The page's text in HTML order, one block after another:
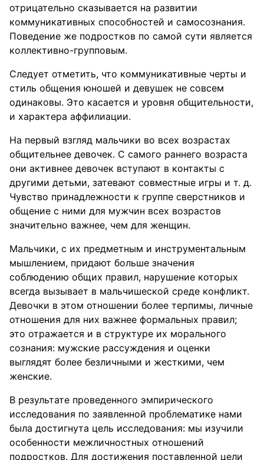
отрицательно сказывается на развитии
коммуникативных способностей и самосознания.
Поведение же подростков по самой сути является
коллективно-групповым.
Следует отметить, что коммуникативные черты и
стиль общения юношей и девушек не совсем
одинаковы. Это касается и уровня общительности,
и характера аффилиации.
На первый взгляд мальчики во всех возрастах
общительнее девочек. С самого раннего возраста
они активнее девочек вступают в контакты с
другими детьми, затевают совместные игры и т. д.
Чувство принадлежности к группе сверстников и
общение с ними для мужчин всех возрастов
значительно важнее, чем для женщин.
Мальчики, с их предметным и инструментальным
мышлением, придают больше значения
соблюдению общих правил, нарушение которых
всегда вызывает в мальчишеской среде конфликт.
Девочки в этом отношении более терпимы, личные
отношения для них важнее формальных правил;
это отражается и в структуре их морального
сознания: мужские рассуждения и оценки
выглядят более безличными и жесткими, чем
женские.
В результате проведенного эмпирического
исследования по заявленной проблематике нами
была достигнута цель исследования: мы изучили
особенности межличностных отношений
подростков. Для достижения поставленной цели